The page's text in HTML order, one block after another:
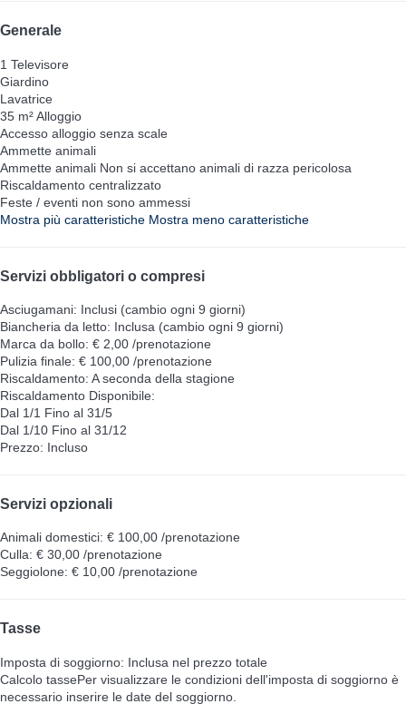
Generale
1 Televisore
Giardino
Lavatrice
35 m² Alloggio
Accesso alloggio senza scale
Ammette animali
Ammette animali Non si accettano animali di razza pericolosa
Riscaldamento centralizzato
Feste / eventi non sono ammessi
Mostra più caratteristiche Mostra meno caratteristiche
Servizi obbligatori o compresi
Asciugamani: Inclusi (cambio ogni 9 giorni)
Biancheria da letto: Inclusa (cambio ogni 9 giorni)
Marca da bollo: € 2,00 /prenotazione
Pulizia finale: € 100,00 /prenotazione
Riscaldamento: A seconda della stagione
Riscaldamento Disponibile:
Dal 1/1 Fino al 31/5
Dal 1/10 Fino al 31/12
Prezzo: Incluso
Servizi opzionali
Animali domestici: € 100,00 /prenotazione
Culla: € 30,00 /prenotazione
Seggiolone: € 10,00 /prenotazione
Tasse
Imposta di soggiorno: Inclusa nel prezzo totale
Calcolo tassePer visualizzare le condizioni dell'imposta di soggiorno è
necessario inserire le date del soggiorno.